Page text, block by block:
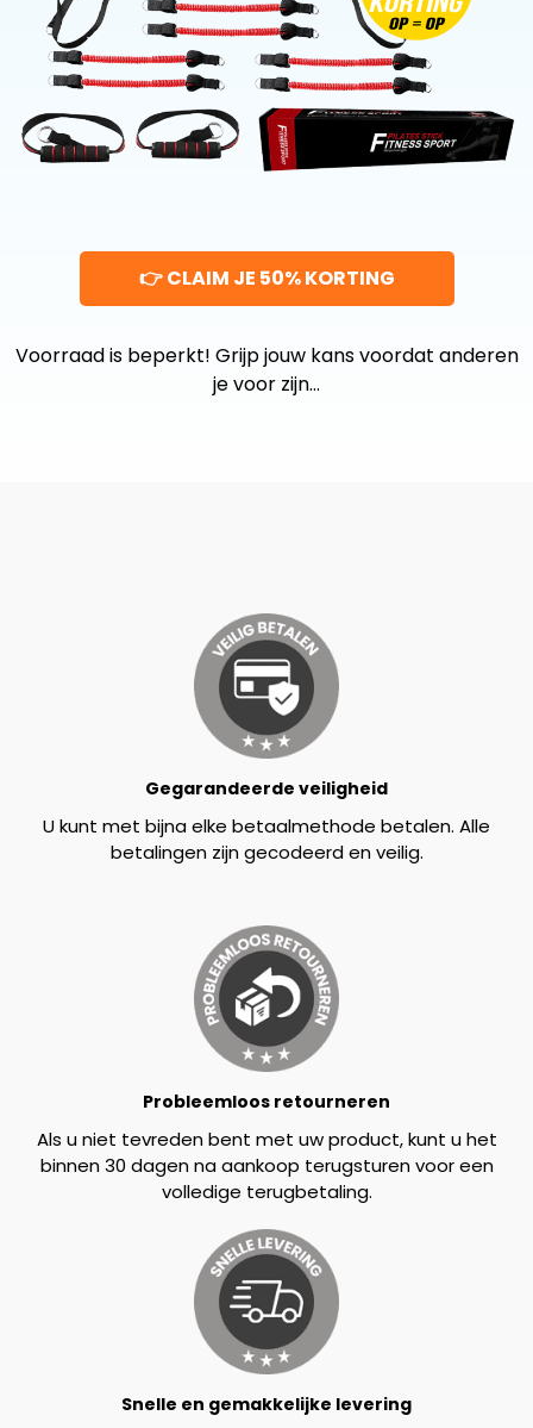
👉 CLAIM JE 50% KORTING
Voorraad is beperkt! Grijp jouw kans voordat anderen
je voor zijn…
Gegarandeerde veiligheid
U kunt met bijna elke betaalmethode betalen. Alle
betalingen zijn gecodeerd en veilig.
Probleemloos retourneren
Als u niet tevreden bent met uw product, kunt u het
binnen 30 dagen na aankoop terugsturen voor een
volledige terugbetaling.
Snelle en gemakkelijke levering